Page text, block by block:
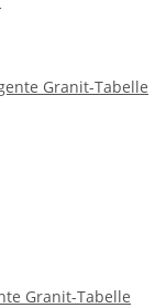
Granit-Tabelle